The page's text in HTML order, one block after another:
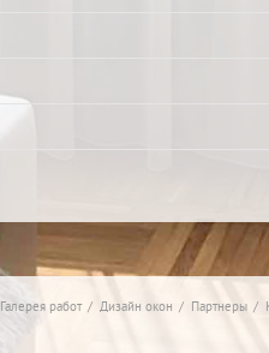
Галерея работ Дизайн окон Партнеры